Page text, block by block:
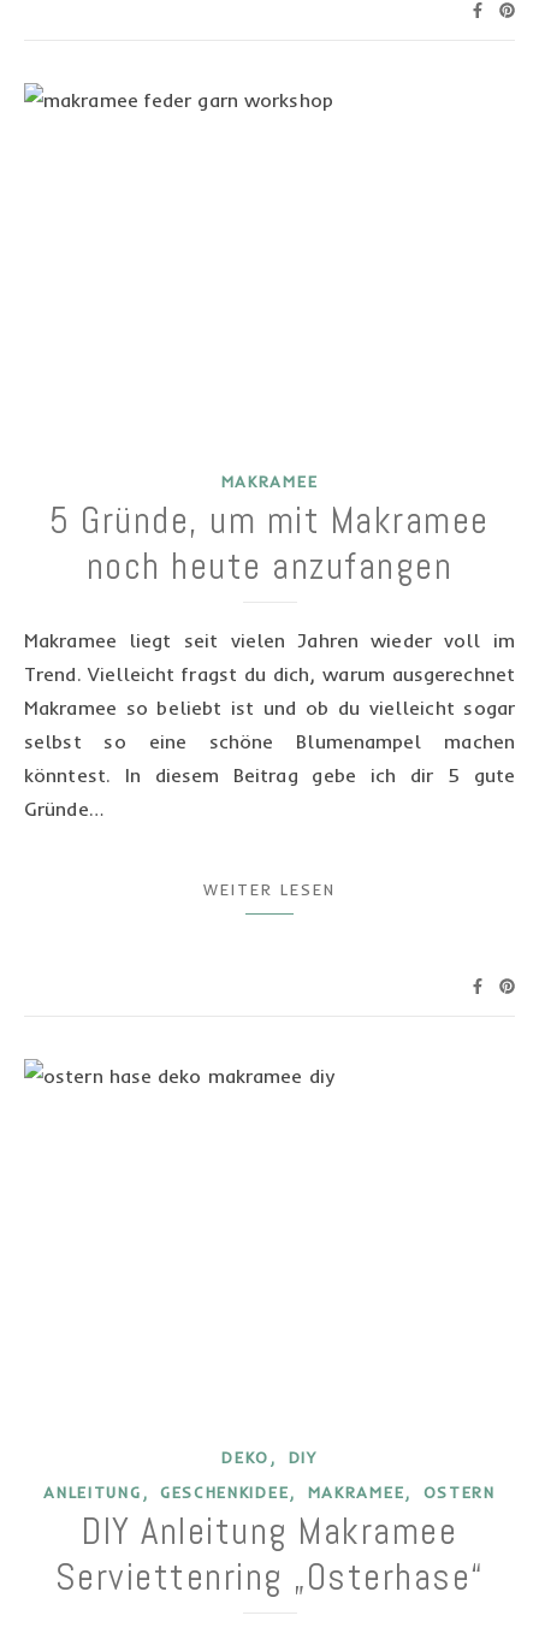
MAKRAMEE
5 Gründe, um mit Makramee
noch heute anzufangen
Makramee liegt seit vielen Jahren wieder voll im
Trend. Vielleicht fragst du dich, warum ausgerechnet
Makramee so beliebt ist und ob du vielleicht sogar
selbst so eine schöne Blumenampel machen
könntest. In diesem Beitrag gebe ich dir 5 gute
Gründe…
WEITER LESEN
DEKO ,
DIY
ANLEITUNG , GESCHENKIDEE, MAKRAMEE, OSTERN
DIY Anleitung Makramee
Serviettenring „Osterhase“